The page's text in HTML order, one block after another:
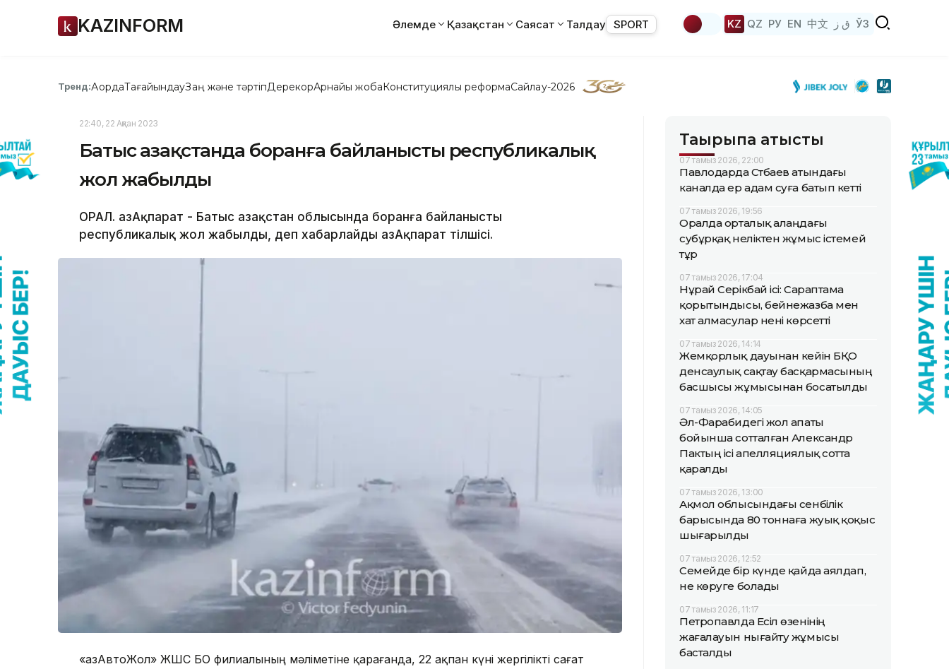
KAZINFORM Әлемде Қазақстан Саясат Талдау SPORT KZ QZ РУ EN 中文 ق ز ЎЗ
Тренд:АқордаТағайындауЗаң және тәртіпДерекқорАрнайы жобаКонституциялық реформаСайлау-2026
22:40, 22 Ақпан 2023
Батыс Қазақстанда боранға байланысты республикалық
жол жабылды
ОРАЛ. ҚазАқпарат - Батыс Қазақстан облысында боранға байланысты
республикалық жол жабылды, деп хабарлайды ҚазАқпарат тілшісі.
«ҚазАвтоЖол» ЖШС БҚО филиалының мәліметіне қарағанда, 22 ақпан күні жергілікті сағат
Тақырыпқа қатысты
07 тамыз 2026, 22:00
Павлодарда Сәтбаев атындағы
каналда ер адам суға батып кетті
07 тамыз 2026, 19:56
Оралда орталық алаңдағы
субұрқақ неліктен жұмыс істемей
тұр
07 тамыз 2026, 17:04
Нұрай Серікбай ісі: Сараптама
қорытындысы, бейнежазба мен
хат алмасулар нені көрсетті
07 тамыз 2026, 14:14
Жемқорлық дауынан кейін БҚО
денсаулық сақтау басқармасының
басшысы жұмысынан босатылды
07 тамыз 2026, 14:05
Әл-Фарабидегі жол апаты
бойынша сотталған Александр
Пактың ісі апелляциялық сотта
қаралды
07 тамыз 2026, 13:00
Ақмол облысындағы сенбілік
барысында 80 тоннаға жуық қоқыс
шығарылды
07 тамыз 2026, 12:52
Семейде бір күнде қайда аялдап,
не көруге болады
07 тамыз 2026, 11:17
Петропавлда Есіл өзенінің
жағалауын нығайту жұмысы
басталды